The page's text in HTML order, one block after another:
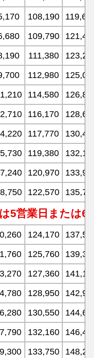
108,190
109,790
111,380
112,980
114,580
116,170
117,770
119,380
120,970
122,570
5営業日または6
124,170
125,760
127,360
128,950
130,550
132,160
133,750